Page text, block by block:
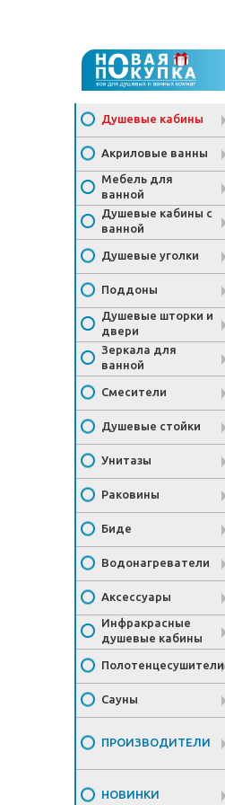
Душевые кабины
Акриловые ванны
Мебель для
ванной
Душевые кабины с
ванной
Душевые уголки
Поддоны
Душевые шторки и
двери
Зеркала для
ванной
Смесители
Душевые стойки
Унитазы
Раковины
Биде
Водонагреватели
Аксессуары
Инфракрасные
душевые кабины
Полотенцесушители
Сауны
ПРОИЗВОДИТЕЛИ
НОВИНКИ